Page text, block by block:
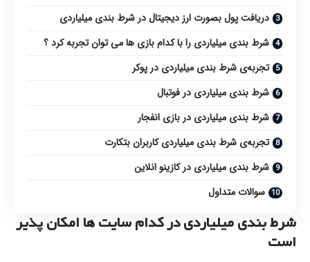
دریافت پول بصورت ارز دیجیتال در شرط بندی میلیاردی
شرط بندی میلیاردی را با کدام بازی ها می توان تجربه کرد ؟
تجربه‌ی شرط بندی میلیاردی در پوکر
شرط بندی میلیاردی در فوتبال
شرط بندی میلیاردی در بازی انفجار
تجربه‌ی شرط بندی میلیاردی کاربران بتکارت
شرط بندی میلیاردی در کازینو انلاین
سوالات متداول
شرط بندی میلیاردی در کدام سایت ها امکان پذیر
است